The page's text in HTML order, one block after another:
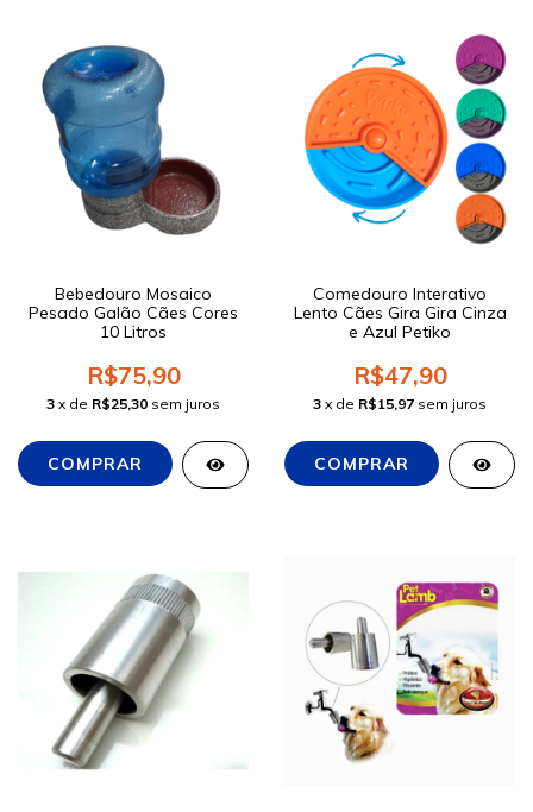
Bebedouro Mosaico
Pesado Galão Cães Cores
10 Litros
R$75,90
3 x de R$25,30 sem juros
Comedouro Interativo
Lento Cães Gira Gira Cinza
e Azul Petiko
R$47,90
3 x de R$15,97 sem juros